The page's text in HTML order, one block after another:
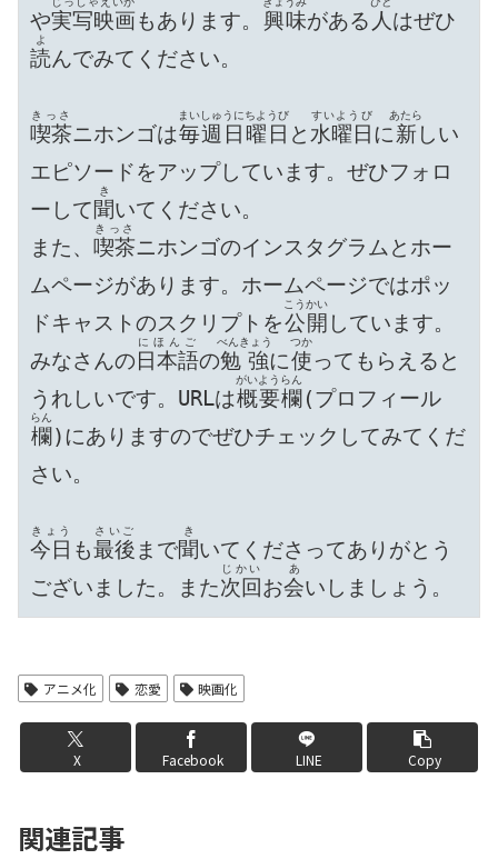
や実写映画もあります。 興味がある 人 はぜひ
読
よ
んでみてください。
喫茶
きっさ
ニホンゴは毎週日曜日
まいしゅうにちようび
と 水曜日
すいようび
に新
あたら
しい
エピソードをアップしています。ぜひフォロ
ーして聞
き
いてください。
また、 喫茶
きっさ
ニホンゴのインスタグラムとホー
ムページがあります。ホームページではポッ
ドキャストのスクリプトを公開
こうかい
しています。
みなさんの日本語
にほんご
の勉強
べんきょう
に使
つか
ってもらえると
うれしいです。URLは概要欄
がいようらん
(プロフィール
欄
らん
)にありますのでぜひチェックしてみてくだ
さい。
今日
きょう
も最後
さいご
まで聞
き
いてくださってありがとう
ございました。また次回
じかい
お会
あ
いしましょう。
アニメ化 恋愛 映画化
X Facebook LINE Copy
関連記事